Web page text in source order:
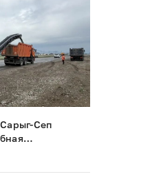
Сеп